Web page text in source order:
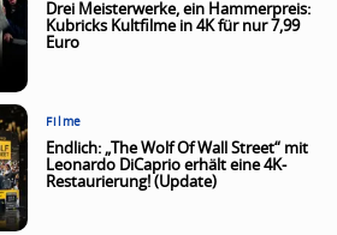
Drei Meisterwerke, ein Hammerpreis:
Kubricks Kultfilme in 4K für nur 7,99
Euro
Filme
Endlich: „The Wolf Of Wall Street“ mit
Leonardo DiCaprio erhält eine 4K-
Restaurierung! (Update)